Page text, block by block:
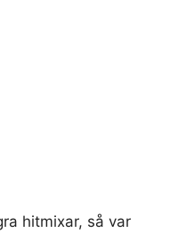
hitmixar, så var